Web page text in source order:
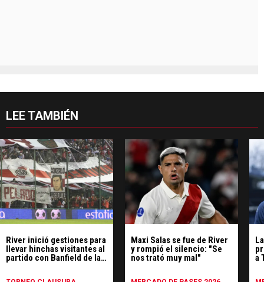
LEE TAMBIÉN
River inició gestiones para
llevar hinchas visitantes al
partido con Banfield de la
Maxi Salas se fue de River
y rompió el silencio: "Se
nos trató muy mal"
a